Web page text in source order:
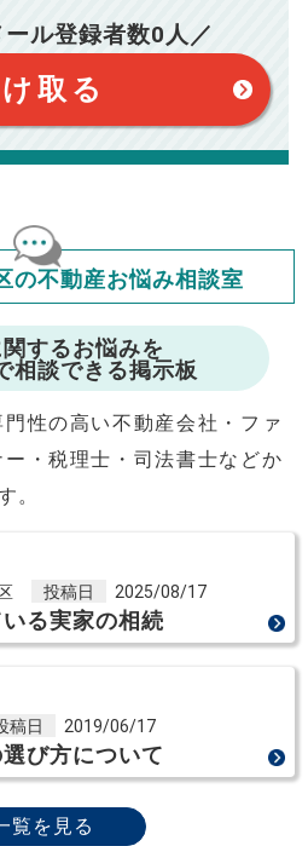
均等返済方式で試算しています。
五入にて計算しております。
り入れの全期間で金利が変わらない設
は、お借り入れを保証するものでは
された方の、いかなる損害について
各金融機関にご相談ください。
イページでは
費の計算もできます
＋6万円＋消費税）
ル登録者数0 人／
取る
の不動産お悩み相談室
するお悩みを
相談できる掲示板
性の高い不動産会社・ファ
・税理士・司法書士などか
。
投稿日 2025/08/17
る実家の相続
稿日 2019/06/17
び方について
覧を見る